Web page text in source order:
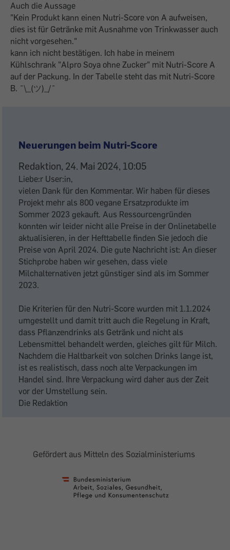
Auch die Aussage
"Kein Produkt kann einen Nutri-Score von A aufweisen,
dies ist für Getränke mit Ausnahme von Trinkwasser auch
nicht vorgesehen."
kann ich nicht bestätigen. Ich habe in meinem
Kühlschrank "Alpro Soya ohne Zucker" mit Nutri-Score A
auf der Packung. In der Tabelle steht das mit Nutri-Score
B. ¯\_(ツ)_/¯
Ist
das
ein
alter
Test?
von
\o/
Neuerungen beim Nutri-Score
Redaktion, 24. Mai 2024, 10:05
Liebe:r User:in,
vielen Dank für den Kommentar. Wir haben für dieses
Projekt mehr als 800 vegane Ersatzprodukte im
Sommer 2023 gekauft. Aus Ressourcengründen
konnten wir leider nicht alle Preise in der Onlinetabelle
aktualisieren, in der Hefttabelle finden Sie jedoch die
Preise von April 2024. Die gute Nachricht ist: An dieser
Stichprobe haben wir gesehen, dass viele
Milchalternativen jetzt günstiger sind als im Sommer
2023.
Die Kriterien für den Nutri-Score wurden mit 1.1.2024
umgestellt und damit tritt auch die Regelung in Kraft,
dass Pflanzendrinks als Getränk und nicht als
Lebensmittel behandelt werden, gleiches gilt für Milch.
Nachdem die Haltbarkeit von solchen Drinks lange ist,
ist es realistisch, dass noch alte Verpackungen im
Handel sind. Ihre Verpackung wird daher aus der Zeit
vor der Umstellung sein.
Die Redaktion
Gefördert aus Mitteln des Sozialministeriums